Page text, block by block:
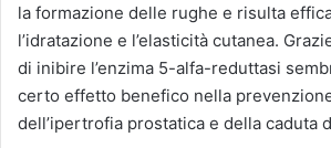
la formazione delle rughe e risulta
l’idratazione e l’elasticità cutanea.
di inibire l’enzima 5-alfa-reduttasi
certo effetto benefico nella prevenzione
dell’ipertrofia prostatica e della caduta